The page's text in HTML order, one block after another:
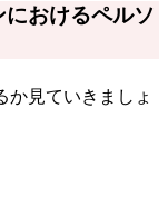
おけるペルソ
か見ていきましょ